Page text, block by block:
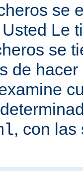
se
Le
se
de
, con las